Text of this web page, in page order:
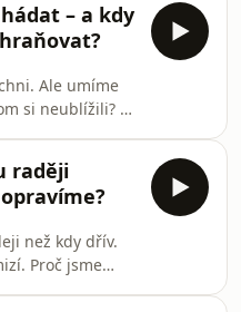
ale i ty
sociálních
třeba
od reality.
– a kdy
Ale umíme
si neublížili? V
důležité řešit
první věc, která
ještě smysl
kdy už je
raději
než kdy dřív.
Proč jsme